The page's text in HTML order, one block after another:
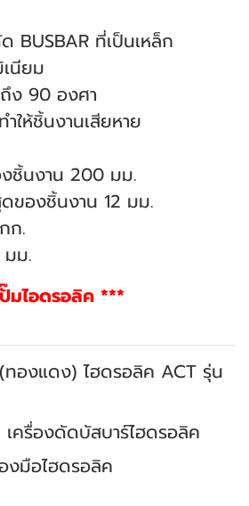
BUSBAR ที่เป็นเหล็ก
นียม
ง 90 องศา
ำให้ชิ้นงานเสียหาย
ชิ้นงาน 200 มม.
ของชิ้นงาน 12 มม.
ก.
ม.
มไอดรอลิค ***
องแดง) ไฮดรอลิค ACT รุ่น
เครื่องดัดบัสบาร์ไฮดรอลิค
งมือไฮดรอลิค